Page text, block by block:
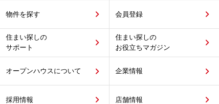
物件を探す 会員登録
住まい探しの
サポート
住まい探しの
お役立ちマガジン
オープンハウスについて 企業情報
採用情報 店舗情報